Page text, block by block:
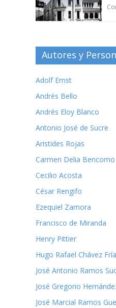
Autores y
Adolf Ernst
Andrés Bello
Andrés Eloy Blanco
Antonio José de Sucre
Aristides Rojas
Carmen Delia Bencomo
Cecilio Acosta
César Rengifo
Ezequiel Zamora
Francisco de Miranda
Henry Pittier
Hugo Rafael Chávez
José Antonio Ramos
José Gregorio
José Marcial Ramos